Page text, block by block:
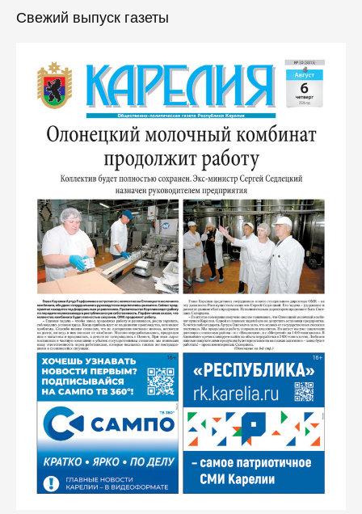
Свежий выпуск газеты